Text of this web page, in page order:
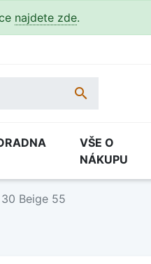
najdete zde.

VŠE O
NÁKUPU
Beige 55